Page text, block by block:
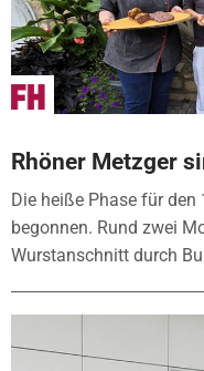
Rhöner Metzger
Die heiße Phase für
begonnen. Rund zwei
Wurstanschnitt durch